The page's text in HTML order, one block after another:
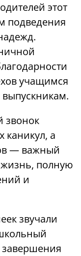
этот
подведения
учащимся
звонок
каникул, а
— важный
жизнь, полную
и
звучали